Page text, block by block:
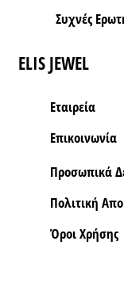
Συχνές
ELIS JEWEL
Εταιρεία
Επικοινωνία
Προσωπικά
Πολιτική
Όροι Xρήσης